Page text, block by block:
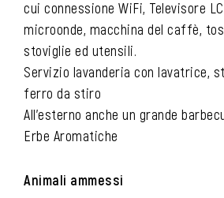
cui connessione WiFi, Televisore
microonde, macchina del caffè,
stoviglie ed utensili.
Servizio lavanderia con lavatrice,
ferro da stiro
All’esterno anche un grande
Erbe Aromatiche
Animali ammessi